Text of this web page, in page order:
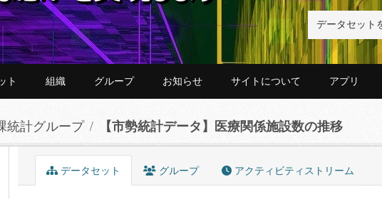
ト 組織 グループ お知らせ サイトについて アプリ
統計グループ 【市勢統計データ】医療関係施設数の推移
データセット グループ アクティビティストリーム